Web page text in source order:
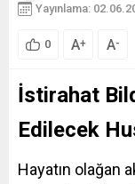
Yayınlama:
0 A+ A-
İstirahat
Edilecek
Hayatın olağan